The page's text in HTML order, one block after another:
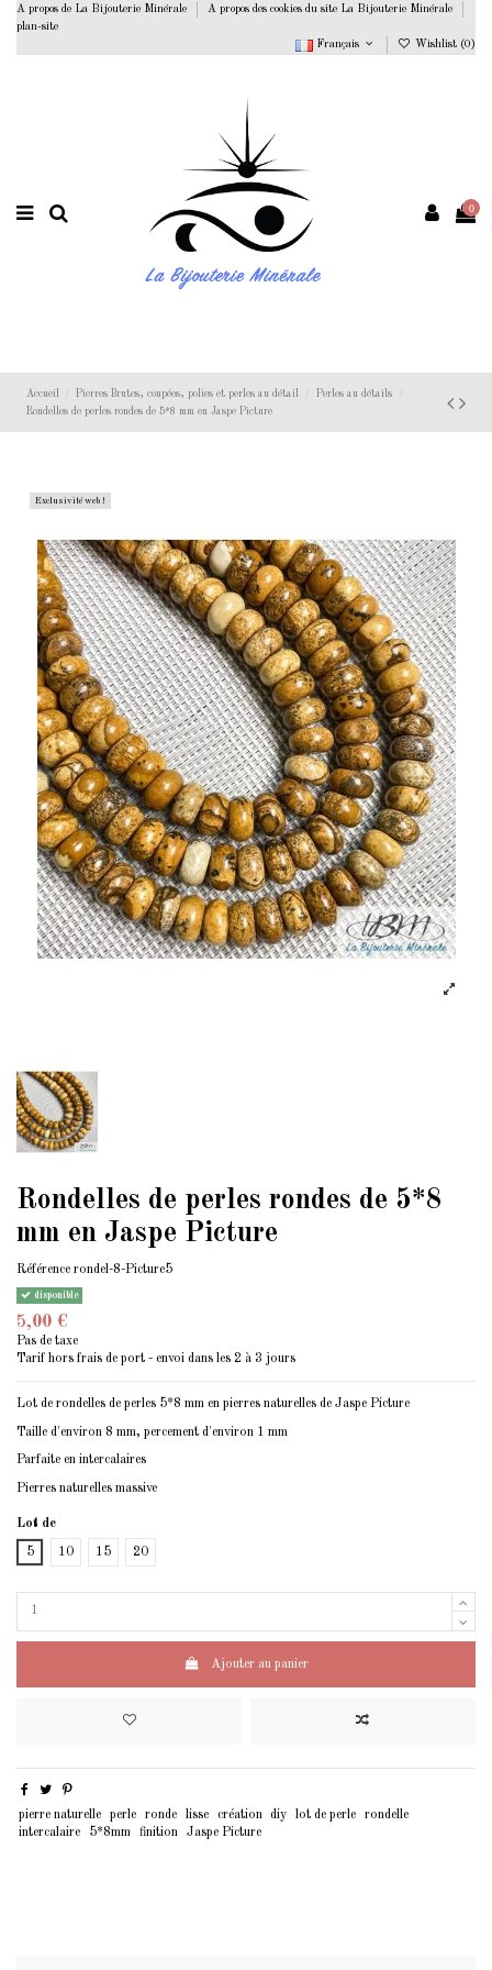
A propos de La Bijouterie Minérale
A propos des cookies du site La Bijouterie Minérale
plan-site
Français
Wishlist (0 )
0
Accueil Pierres Brutes, coupées, polies et perles au détail
Perles au détails
Rondelles de perles rondes de 5*8 mm en Jaspe Picture
Exclusivité web !
Rondelles de perles rondes de 5*8
mm en Jaspe Picture
Référence rondel-8-Picture5
disponible
5,00 €
Pas de taxe
Tarif hors frais de port - envoi dans les 2 à 3 jours
Lot de rondelles de perles 5*8 mm en pierres naturelles de Jaspe Picture
Taille d'environ 8 mm, percement d'environ 1 mm
Parfaite en intercalaires
Pierres naturelles massive
Lot de
5 10 15 20
Ajouter au panier
pierre naturelle perle ronde lisse création diy lot de perle
rondelle
intercalaire
5*8mm finition Jaspe Picture